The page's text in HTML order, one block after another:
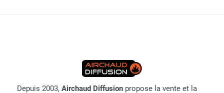
Depuis 2003, Airchaud Diffusion propose la vente et la